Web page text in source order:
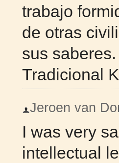
trabajo
de otras
sus
Tradicional
Jeroen van
I was very
intellectual